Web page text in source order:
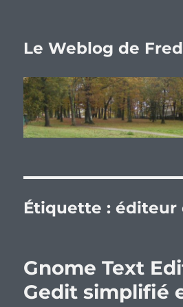
Le Weblog de
Étiquette :éditeur
Gnome Text
Gedit simplifié